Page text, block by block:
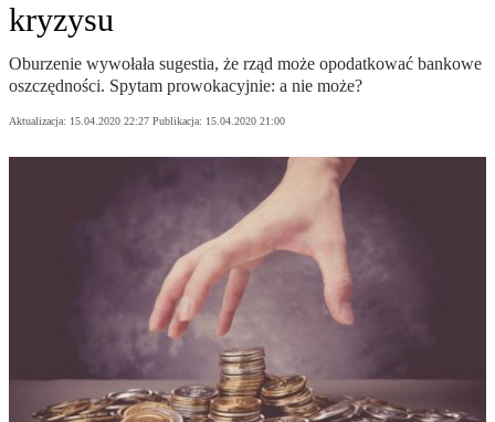
kryzysu
Oburzenie wywołała sugestia, że rząd może opodatkować bankowe
oszczędności. Spytam prowokacyjnie: a nie może?
Aktualizacja: 15.04.2020 22:27 Publikacja: 15.04.2020 21:00